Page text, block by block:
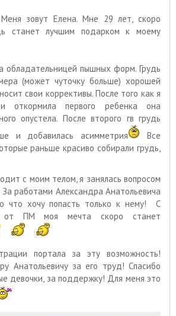
зовут Елена. Мне 29 лет, скоро
станет лучшим подарком к моему
обладательницей пышных форм. Грудь
(может чуточку больше) хорошей
свои коррективы. После того как я
первого ребенка она
опустела. После второго гв грудь
и добавилась асимметрия
Все
раньше красиво собирали грудь,
с моим телом, я занялась вопросом
За работами Александра Анатольевича
что хочу попасть только к нему! С
от ПМ моя мечта скоро станет
портала за эту возможность!
Анатольевичу за его труд! Спасибо
девочки, за поддержку! Для меня это